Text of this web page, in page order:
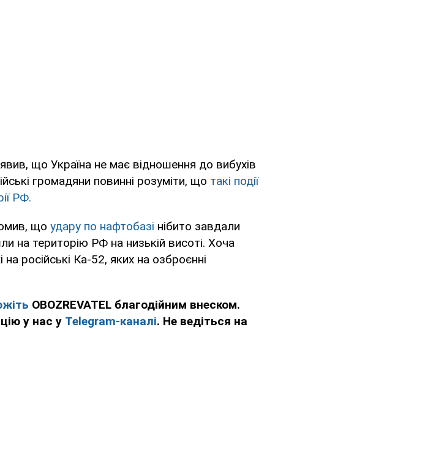
що Україна не має відношення до вибухів
громадяни повинні розуміти, що такі події
РФ.
що удару по нафтобазі нібито завдали
на територію РФ на низькій висоті. Хоча
російські Ка-52, яких на озброєнні
OBOZREVATEL благодійним внеском.
у нас у Telegram-каналі. Не ведіться на